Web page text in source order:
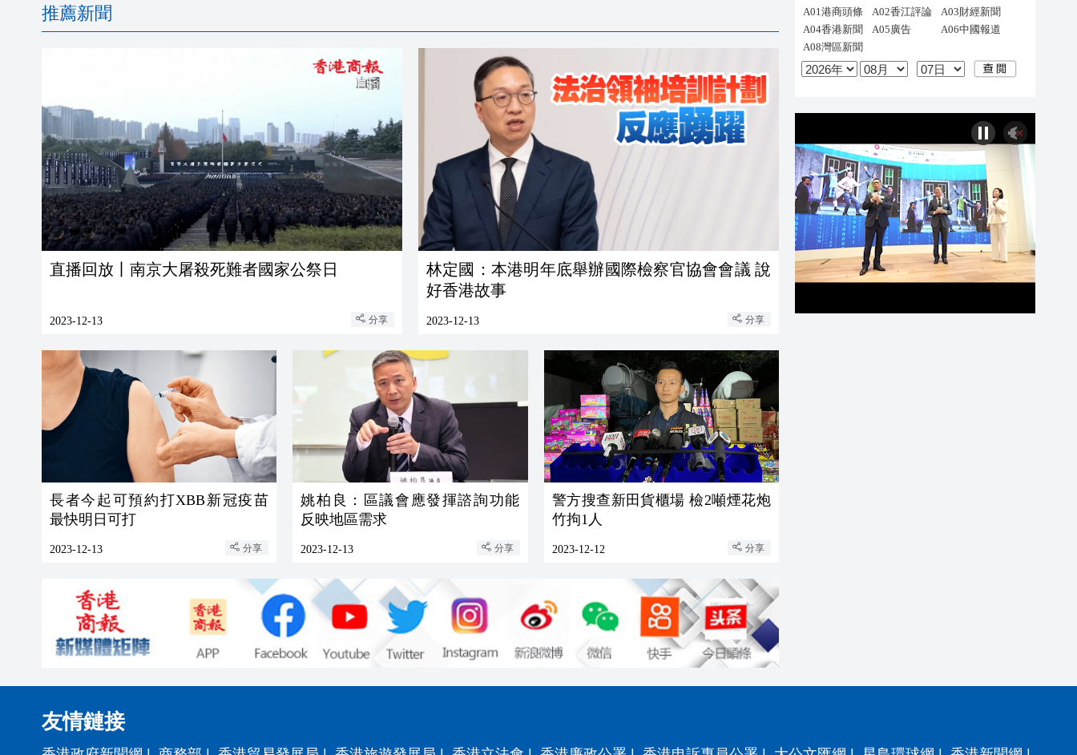
推薦新聞
直播回放丨南京大屠殺死難者國家公祭日
2023-12-13 分享
林定國：本港明年底舉辦國際檢察官協會會議 說
好香港故事
2023-12-13 分享
長者今起可預約打XBB新冠疫苗
最快明日可打
2023-12-13 分享
姚柏良：區議會應發揮諮詢功能
反映地區需求
2023-12-13 分享
警方搜查新田貨櫃場 檢2噸煙花炮
竹拘1人
2023-12-12 分享
友情鏈接